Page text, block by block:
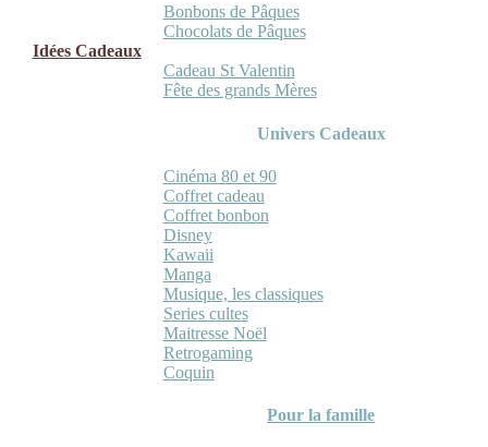
Bonbons de Pâques
Chocolats de Pâques
Idées Cadeaux
Cadeau St Valentin
Fête des grands Mères
Univers Cadeaux
Cinéma 80 et 90
Coffret cadeau
Coffret bonbon
Disney
Kawaii
Manga
Musique, les classiques
Series cultes
Maitresse Noël
Retrogaming
Coquin
Pour la famille